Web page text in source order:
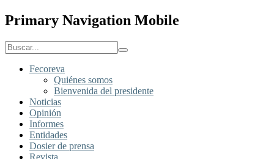
Primary Navigation Mobile
Fecoreva
Quiénes somos
Bienvenida del presidente
Noticias
Opinión
Informes
Entidades
Dosier de prensa
Revista